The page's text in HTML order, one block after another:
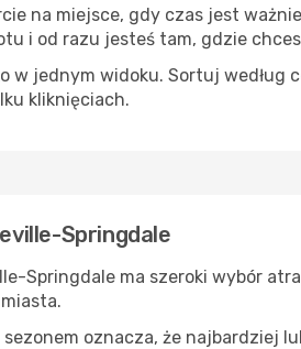
na miejsce, gdy czas jest
i od razu jesteś tam, gdzie
w jednym widoku. Sortuj według
kliknięciach.
Springdale
Springdale ma szeroki wybór
sezonem oznacza, że najbardziej